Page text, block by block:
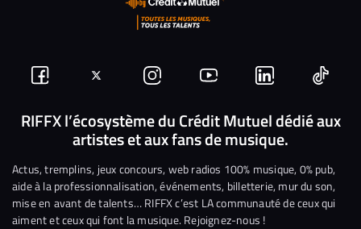
Suivez-
nous
Facebook
Suivez-
nous
sur
Twitter
Nous
rejoindre
sur
Instagram
Nous
rejoindre
sur
YouTube
Nous
rejoindre
sur
Linkedin
Nous
RIFFX l’écosystème du Crédit Mutuel dédié aux
artistes et aux fans de musique.
Actus, tremplins, jeux concours, web radios 100% musique, 0% pub,
aide à la professionnalisation, événements, billetterie, mur du son,
mise en avant de talents… RIFFX c’est LA communauté de ceux qui
aiment et ceux qui font la musique. Rejoignez-nous !